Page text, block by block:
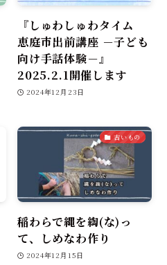
『しゅわしゅわタイム
恵庭市出前講座 －子ども
向け手話体験－』
2025.2.1開催します
2024年12月23日
古いもの
稲わらで縄を綯(な)っ
て、しめなわ作り
2024年12月15日